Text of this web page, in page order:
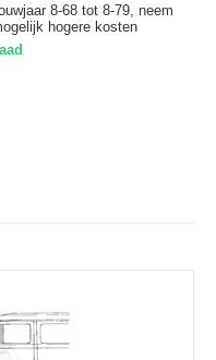
8-68 tot 8-79, neem
hogere kosten